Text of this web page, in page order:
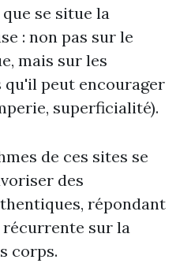
se situe la
: non pas sur le
mais sur les
peut encourager
superficialité).
de ces sites se
des
répondant
sur la
corps.